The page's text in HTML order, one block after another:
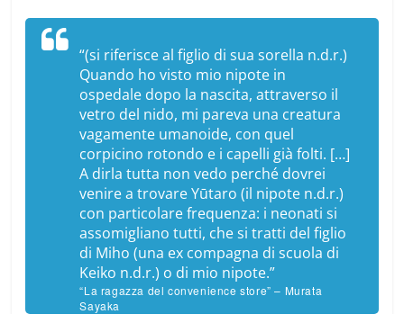
“(si riferisce al figlio di sua sorella n.d.r.)
Quando ho visto mio nipote in
ospedale dopo la nascita, attraverso il
vetro del nido, mi pareva una creatura
vagamente umanoide, con quel
corpicino rotondo e i capelli già folti. […]
A dirla tutta non vedo perché dovrei
venire a trovare Yūtaro (il nipote n.d.r.)
con particolare frequenza: i neonati si
assomigliano tutti, che si tratti del figlio
di Miho (una ex compagna di scuola di
Keiko n.d.r.) o di mio nipote.”
“La ragazza del convenience store” – Murata
Sayaka